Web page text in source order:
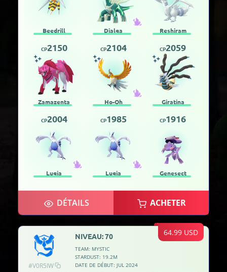
Beedrill Dialga Reshiram
CP2150
Zamazenta
CP2104
Ho-Oh
CP2059
Giratina
CP2004
Lugia
CP1985
Lugia
CP1916
Genesect
DÉTAILS ACHETER
64.99 USD
#V0R5IW
NIVEAU: 70
TEAM: MYSTIC
STARDUST: 19.2M
DATE DE DÉBUT: JUL 2024